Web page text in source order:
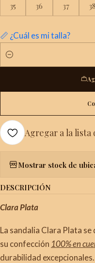
35 36 37 38
📏 ¿Cuál es mi talla?
Cantidad
Agregar a la lista
Mostrar stock de
DESCRIPCIÓN
Clara Plata
La sandalia Clara Plata
su confección 100% en
durabilidad